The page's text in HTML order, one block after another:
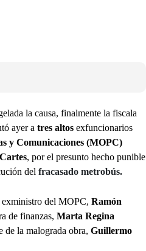
la causa, finalmente la fiscala
ayer a tres altos exfuncionarios
y Comunicaciones (MOPC)
, por el presunto hecho punible
del fracasado metrobús.
exministro del MOPC, Ramón
de finanzas, Marta Regina
de la malograda obra, Guillermo